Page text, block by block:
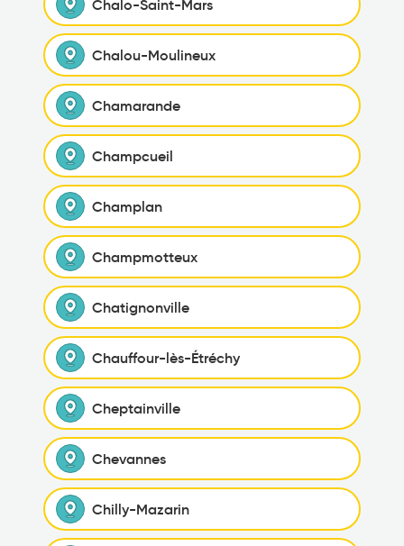
Chalo-Saint-Mars
Chalou-Moulineux
Chamarande
Champcueil
Champlan
Champmotteux
Chatignonville
Chauffour-lès-Étréchy
Cheptainville
Chevannes
Chilly-Mazarin